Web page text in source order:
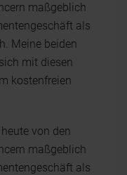
maßgeblich
als
Meine beiden
mit diesen
kostenfreien
von den
maßgeblich
als